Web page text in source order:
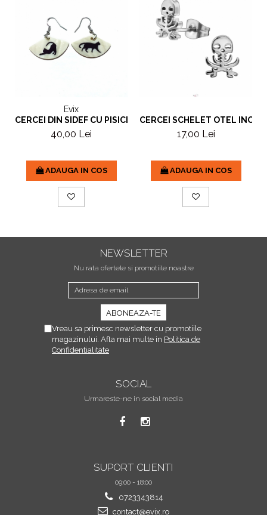
Evix
CERCEI DIN SIDEF CU PISICI
40,00 Lei
ADAUGA IN COS
CERCEI SCHELET OTEL
17,00 Lei
ADAUGA IN COS
NEWSLETTER
Nu rata ofertele si promotiile noastre
Vreau sa primesc newsletter cu promotiile
magazinului. Afla mai multe in Politica de
Confidentialitate
SOCIAL
Urmareste-ne in social media
SUPORT CLIENTI
09:00 - 18:00
0723343814
contact@evix.ro